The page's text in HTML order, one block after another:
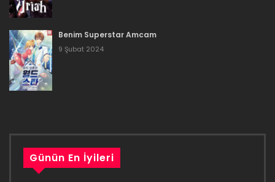
16 Mart 2023
Bölüm 15
16 Mart 2023
Bölüm 13
16 Mart 2023
Benim Superstar Amcam
9 Şubat 2024
Günün En İyileri